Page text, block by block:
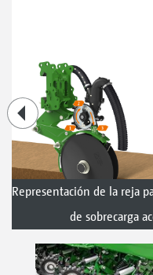
Representación de la reja
de sobrecarga